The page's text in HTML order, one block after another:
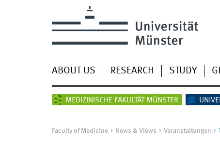
ABOUT US RESEARCH STUDY
MEDIZINISCHE FAKULTÄT MÜNSTER
Faculty of Medicine News & Views Veranstaltungen